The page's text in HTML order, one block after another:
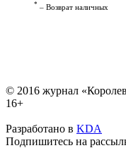
* – Возврат наличных
© 2016 журнал
16+
Разработано в KDA
Подпишитесь на